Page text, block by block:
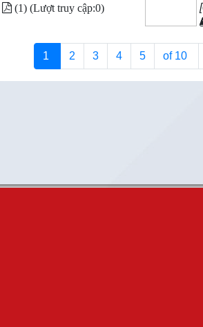
(1) (Lượt truy cập:0)
1 2 3 4 5 of 10